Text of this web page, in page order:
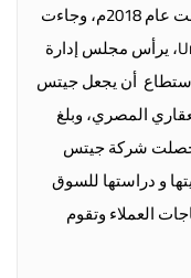
شركات التطوير العقاري في مصر، تأسست عام 2018م، وجاءت
، يرأس مجلس إدارة
استطاع أن يجعل جيتس
المصري، وبلغ
مليار جنيه، وحصلت شركة جيتس
و دراستها للسوق
العملاء وتقوم